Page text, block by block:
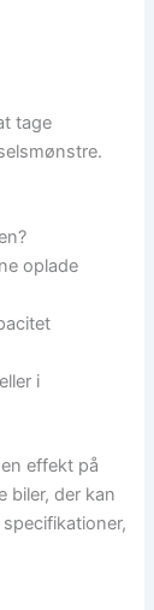
tage
oplade
i
effekt på
biler, der kan